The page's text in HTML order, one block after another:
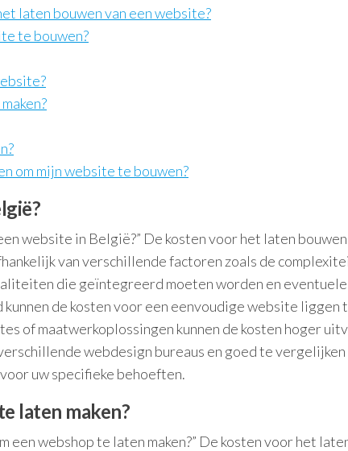
laten bouwen van een website?
te bouwen?
om mijn website te bouwen?
website in België?” De kosten voor het laten bouwen
van verschillende factoren zoals de
die geïntegreerd moeten worden en eventuele
de kosten voor een eenvoudige website liggen
of maatwerkoplossingen kunnen de kosten hoger
webdesign bureaus en goed te vergelijken
uw specifieke behoeften.
laten maken?
een webshop te laten maken?” De kosten voor het